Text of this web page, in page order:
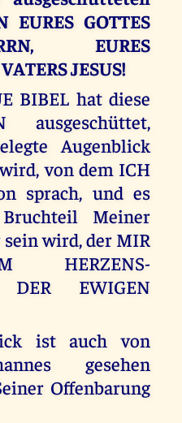
EURES GOTTES
EURES
JESUS!
BIBEL hat diese
ausgeschüttet,
Augenblick
von dem ICH
sprach, und es
Meiner
wird, der MIR
HERZENS-
DER EWIGEN
ist auch von
gesehen
Offenbarung